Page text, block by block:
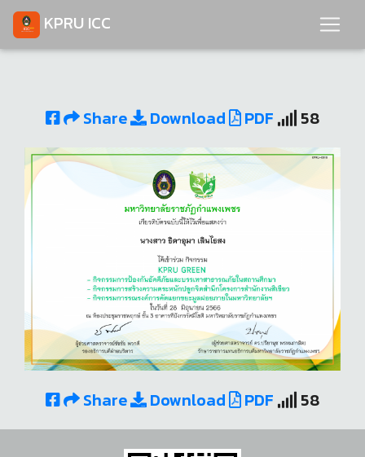
KPRU ICC
Share Download PDF 58
Share Download PDF 58